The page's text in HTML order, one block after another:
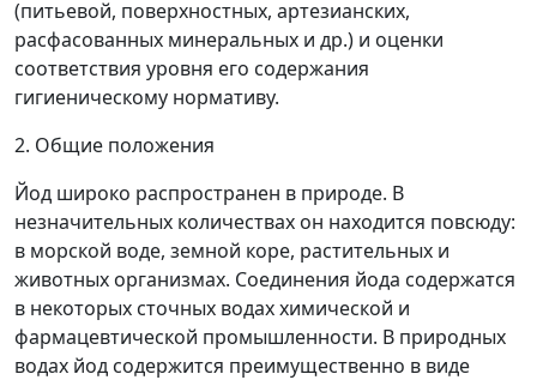
(питьевой, поверхностных, артезианских,
расфасованных минеральных и др.) и оценки
соответствия уровня его содержания
гигиеническому нормативу.
2. Общие положения
Йод широко распространен в природе. В
незначительных количествах он находится повсюду:
в морской воде, земной коре, растительных и
животных организмах. Соединения йода содержатся
в некоторых сточных водах химической и
фармацевтической промышленности. В природных
водах йод содержится преимущественно в виде